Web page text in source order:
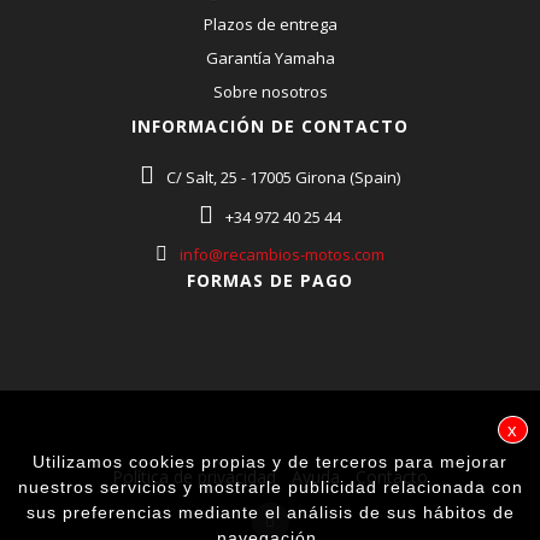
Utilizamos cookies propias y de terceros para mejorar
nuestros servicios y mostrarle publicidad relacionada con
sus preferencias mediante el análisis de sus hábitos de
x
Plazos de entrega
Garantía Yamaha
Sobre nosotros
INFORMACIÓN DE CONTACTO
C/ Salt, 25 - 17005 Girona (Spain)
+34 972 40 25 44
info@recambios-motos.com
FORMAS DE PAGO
Política de privacidad Ayuda Contacto